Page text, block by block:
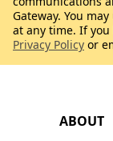
ABOUT
Gateway. You
at any time. If
Privacy Policy or